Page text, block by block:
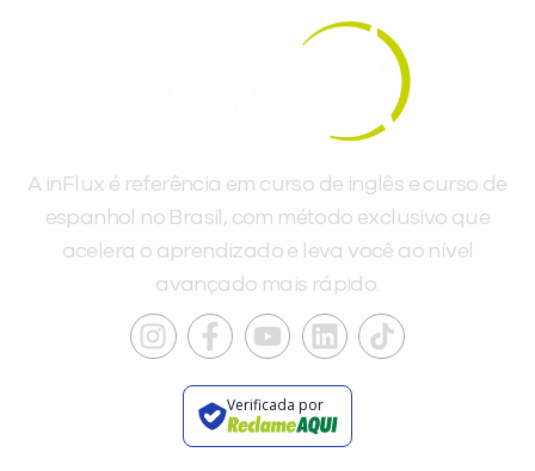
A inFlux é referência em curso de inglês e curso de
espanhol no Brasil, com método exclusivo que
acelera o aprendizado e leva você ao nível
avançado mais rápido.
Verificada por